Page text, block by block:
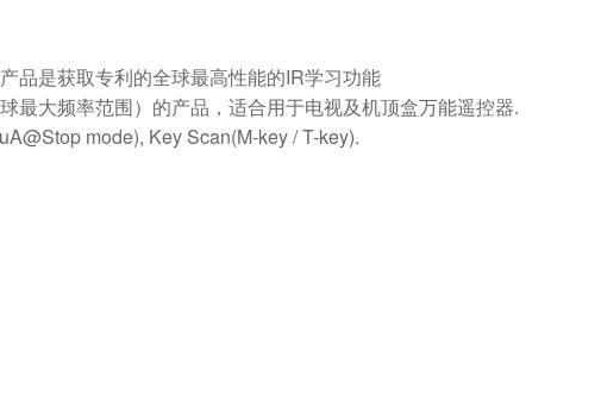
品是获取专利的全球最高性能的IR学习功能
最大频率范围）的产品，适合用于电视及机顶盒万能遥控器.
mode), Key Scan(M-key / T-key).